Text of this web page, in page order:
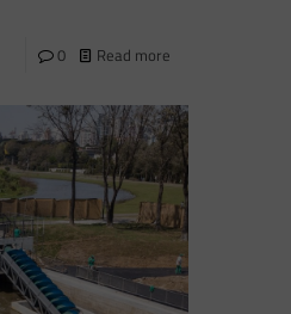
0 Read more